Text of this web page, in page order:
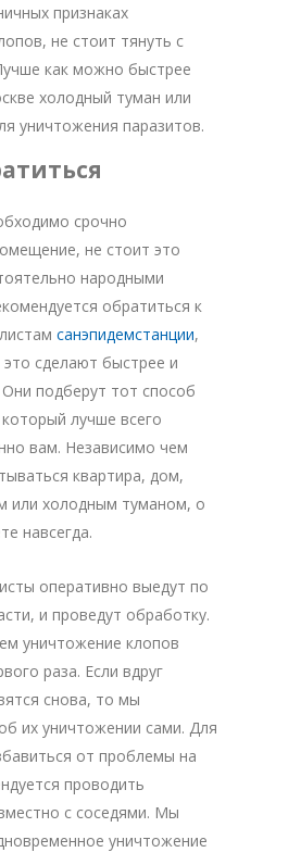
признаках
не стоит тянуть с
как можно быстрее
холодный туман или
уничтожения паразитов.
срочно
не стоит это
народными
обратиться к
санэпидемстанции,
сделают быстрее и
подберут тот способ
лучше всего
вам. Независимо чем
квартира, дом,
или холодным туманом, о
навсегда.
оперативно выедут по
и проведут обработку.
уничтожение клопов
раза. Если вдруг
снова, то мы
их уничтожении сами. Для
от проблемы на
проводить
с соседями. Мы
уничтожение